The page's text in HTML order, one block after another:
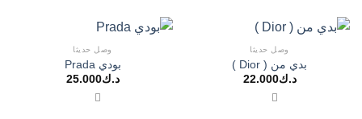
وصل حديثا
بدي من ( Dior )
د.ك22.000
وصل حديثا
بودي Prada
د.ك25.000